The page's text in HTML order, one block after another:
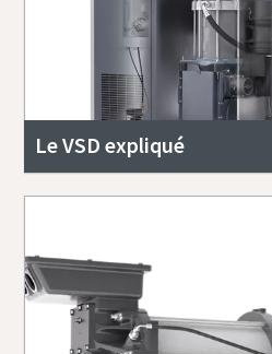
Le VSD expliqué